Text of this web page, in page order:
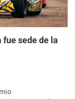
fue sede de la